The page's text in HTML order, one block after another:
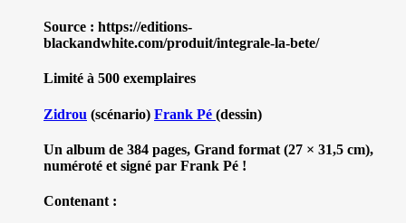
Source : https://editions-
blackandwhite.com/produit/integrale-la-bete/
Limité à 500 exemplaires
Zidrou (scénario) Frank Pé (dessin)
Un album de 384 pages, Grand format (27 × 31,5 cm),
numéroté et signé par Frank Pé !
Contenant :